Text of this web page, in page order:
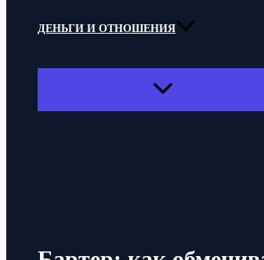
ДЕНЬГИ И ОТНОШЕНИЯ
ПЕРЕКЛЮЧАТЕЛЬ